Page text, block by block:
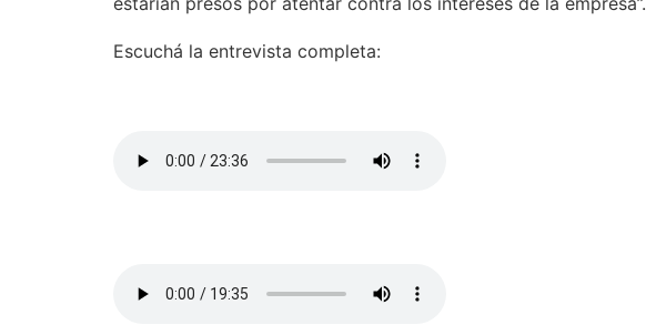
Escuchá la entrevista completa: